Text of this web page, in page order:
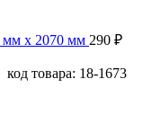
мм х 2070 мм 290 ₽
код товара: 18-1673